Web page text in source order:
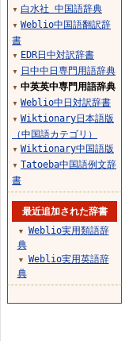
▼ 白水社 中国語辞典
▼ Weblio中国語翻訳辞
書
▼ EDR日中対訳辞書
▼ 日中中日専門用語辞典
▼ 中英英中専門用語辞典
▼ Weblio中日対訳辞書
▼ Wiktionary日本語版
（中国語カテゴリ）
▼ Wiktionary中国語版
▼ Tatoeba中国語例文辞
書
最近追加された辞書
▼
Weblio実用類語辞
典
▼
Weblio実用英語辞
典